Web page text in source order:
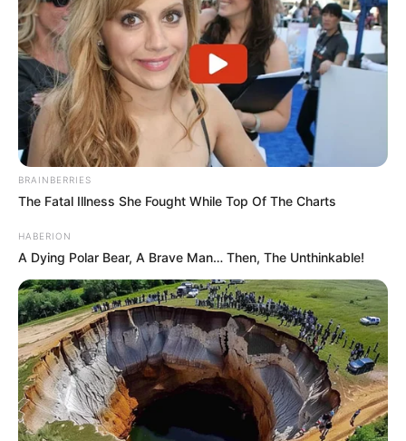
BRAINBERRIES
The Fatal Illness She Fought While Top Of The Charts
HABERION
A Dying Polar Bear, A Brave Man… Then, The Unthinkable!